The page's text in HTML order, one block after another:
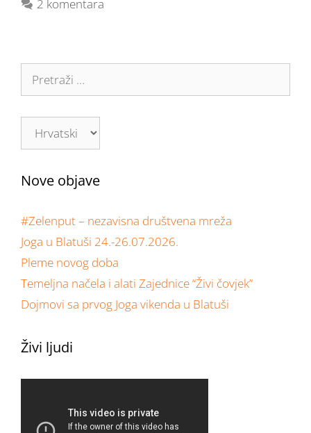
2 komentara
Nove objave
#Zelenput – nezavisna društvena mreža
Joga u Blatuši 24.-26.07.2026.
Pleme novog doba
Temeljna načela i alati Zajednice “Živi čovjek”
Dojmovi sa prvog Joga vikenda u Blatuši
Živi ljudi